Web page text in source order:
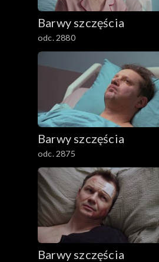
Barwy szczęścia
odc. 2880
Barwy szczęścia
odc. 2875
Barwy szczęścia